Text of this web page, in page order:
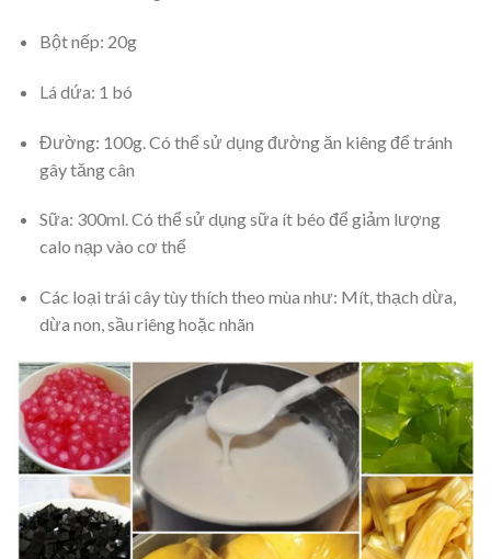
Bột nếp: 20g
Lá dứa: 1 bó
Đường: 100g. Có thể sử dụng đường ăn kiêng để tránh
gây tăng cân
Sữa: 300ml. Có thể sử dụng sữa ít béo để giảm lượng
calo nạp vào cơ thể
Các loại trái cây tùy thích theo mùa như: Mít, thạch dừa,
dừa non, sầu riêng hoặc nhãn